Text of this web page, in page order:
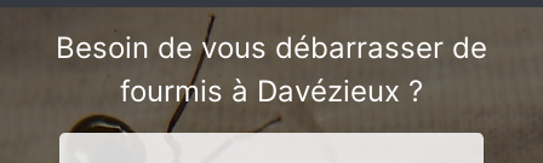
Besoin de vous débarrasser de
fourmis à Davézieux ?